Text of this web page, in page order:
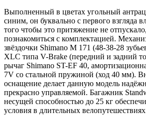
Выполненный в цветах угольный
синим, он буквально с первого взгляда
того чтобы это притяжение не
познакомиться с комплектацией.
звёздочки Shimano M 171 (48-38-28
XLC типа V-Brake (передний и задний
рычаг Shimano ST-EF 40,
7V со стальной пружиной (ход 40 мм).
оснащение делает данную модель
прекрасно управляемой. Багажник
несущей способностью до 25 кг
условия в длительных